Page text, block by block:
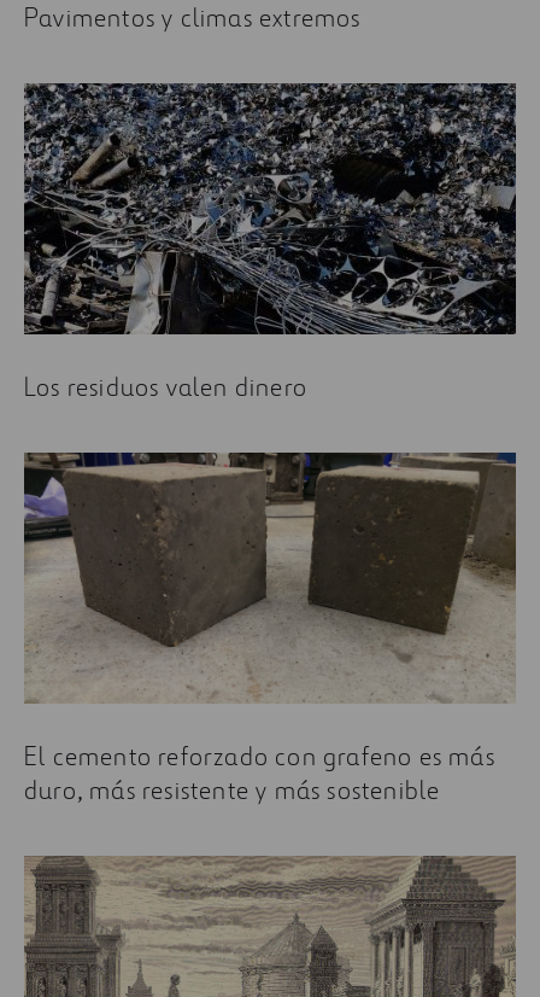
Pavimentos y climas extremos
Los residuos valen dinero
El cemento reforzado con grafeno es más
duro, más resistente y más sostenible